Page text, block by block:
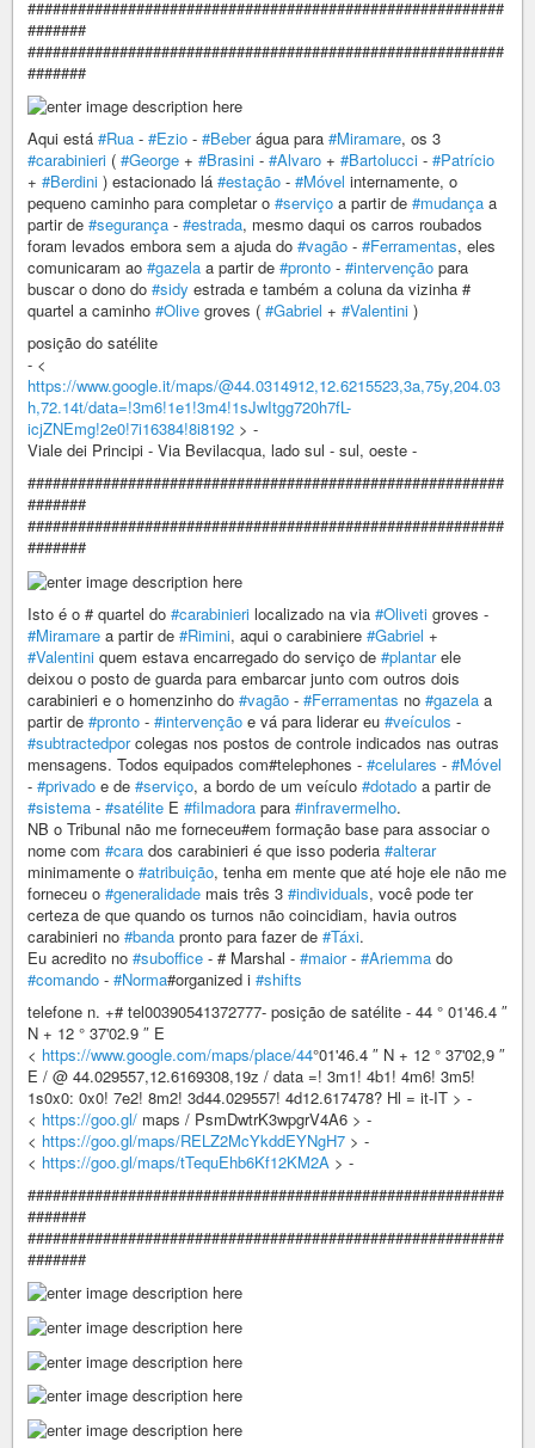
#########################################################
#######
#########################################################
#######
Aqui está #Rua - #Ezio - #Beberágua para #Miramare, os 3
#carabinieri ( #George + #Brasini - #Alvaro + #Bartolucci - #Patrício
+ #Berdini ) estacionado lá #estação - #Móvel internamente, o
pequeno caminho para completar o #serviço a partir de #mudança a
partir de #segurança - #estrada, mesmo daqui os carros roubados
foram levados embora sem a ajuda do #vagão - #Ferramentas, eles
comunicaram ao #gazela a partir de #pronto - #intervenção para
buscar o dono do #sidy estrada e também a coluna da vizinha #
quartel a caminho #Olive groves ( #Gabriel + #Valentini )
posição do satélite
- <
https://www.google.it/maps/@44.0314912,12.6215523,3a,75y,204.03
h,72.14t/data=!3m6!1e1!3m4!1sJwItgg720h7fL-
icjZNEmg!2e0!7i16384!8i8192 > -
Viale dei Principi - Via Bevilacqua, lado sul - sul, oeste -
#########################################################
#######
#########################################################
#######
Isto é o # quartel do #carabinieri localizado na via #Oliveti groves -
#Miramare a partir de #Rimini, aqui o carabiniere #Gabriel +
#Valentini quem estava encarregado do serviço de #plantarele
deixou o posto de guarda para embarcar junto com outros dois
carabinieri e o homenzinho do #vagão - #Ferramentas no #gazela a
partir de #pronto - #intervenção e vá para liderar eu #veículos -
#subtractedporcolegas nos postos de controle indicados nas outras
mensagens. Todos equipados com#telephones - #celulares - #Móvel
- #privado e de #serviço, a bordo de um veículo #dotado a partir de
#sistema - #satélite E #filmadora para #infravermelho.
NB o Tribunal não me forneceu#em formação base para associar o
nome com #cara dos carabinieri é que isso poderia #alterar
minimamente o #atribuição, tenha em mente que até hoje ele não me
forneceu o #generalidade mais três 3 #individuals, você pode ter
certeza de que quando os turnos não coincidiam, havia outros
carabinieri no #banda pronto para fazer de #Táxi.
Eu acredito no #suboffice - # Marshal - #maior- #Ariemma do
#comando - #Norma#organized i #shifts
telefone n. +# tel00390541372777- posição de satélite - 44 ° 01'46.4 ″
N + 12 ° 37'02.9 ″ E
< https://www.google.com/maps/place/44°01'46.4 ″ N + 12 ° 37'02,9 ″
E / @ 44.029557,12.6169308,19z / data =! 3m1! 4b1! 4m6! 3m5!
1s0x0: 0x0! 7e2! 8m2! 3d44.029557! 4d12.617478? Hl = it-IT > -
< https://goo.gl/ maps / PsmDwtrK3wpgrV4A6 > -
< https://goo.gl/maps/RELZ2McYkddEYNgH7 > -
< https://goo.gl/maps/tTequEhb6Kf12KM2A > -
#########################################################
#######
#########################################################
#######